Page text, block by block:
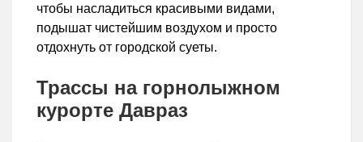
чтобы насладиться красивыми видами,
подышат чистейшим воздухом и просто
отдохнуть от городской суеты.
Трассы на горнолыжном
курорте Давраз